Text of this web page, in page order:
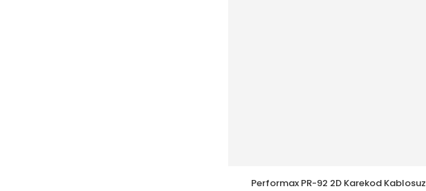
Performax PR-92 2D Karekod Kablosuz